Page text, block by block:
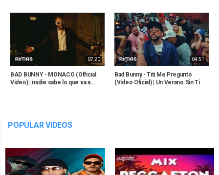
07:20
BAD BUNNY - MONACO (Official
Video) | nadie sabe lo que va a...
04:51
Bad Bunny - Tití Me Preguntó
(Video Oficial) | Un Verano Sin Ti
POPULAR VIDEOS